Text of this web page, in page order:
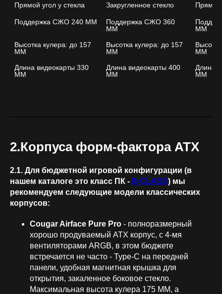
Прямой угол у стекла Закругленное стекло
Поддержка СЖО 240 ММ
Поддержка СЖО 360
ММ
ММ
Высотка кулера: до 157
ММ
Высотка кулера: до 157
ММ
ММ
Длина видеокарты 330
ММ
Длина видеокарты 400
ММ
Длина
ММ
2.Корпуса форм-фактора ATX
2.1. Для бюджетной игровой конфигурации (в
нашем каталоге это класс ПК - B-CLASS) мы
рекомендуем следующие модели классических
корпусов:
Cougar Airface Pure Pro - полноразмерный
хорошо продуваемый ATX корпус, с 4-мя
вентиляторами ARGB, в этом бюджете
встречается не часто - Type-C на передней
панели, удобная магнитная крышка для
открытия, закаленное боковое стекло.
Максимальная высота кулера 175 ММ, а